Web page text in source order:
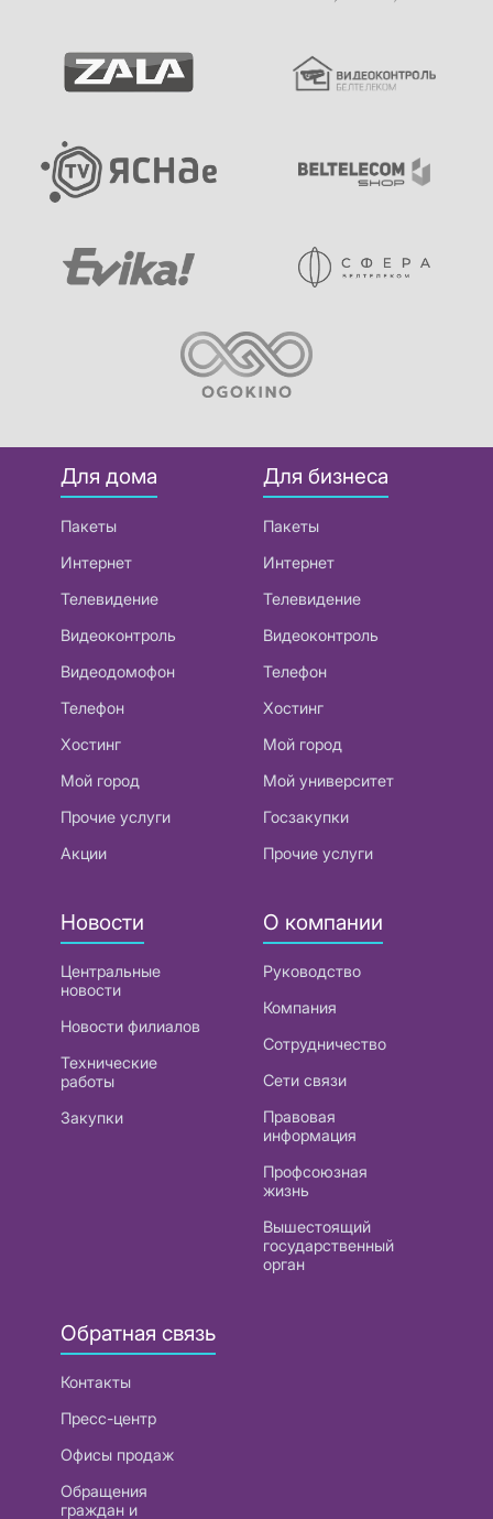
Для дома
Пакеты
Интернет
Телевидение
Видеоконтроль
Видеодомофон
Телефон
Хостинг
Мой город
Прочие услуги
Акции
Для бизнеса
Пакеты
Интернет
Телевидение
Видеоконтроль
Телефон
Хостинг
Мой город
Мой университет
Госзакупки
Прочие услуги
Новости
Центральные
новости
Новости филиалов
Технические
работы
Закупки
О компании
Руководство
Компания
Сотрудничество
Сети связи
Правовая
информация
Профсоюзная
жизнь
Вышестоящий
государственный
орган
Обратная связь
Контакты
Пресс-центр
Офисы продаж
Обращения
граждан и